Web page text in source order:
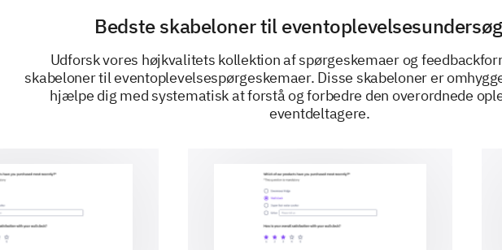
What is your gender?
DREVET AF
Bedste skabeloner til
Udforsk vores højkvalitets kollektion af spørgeskemaer og
skabeloner til eventoplevelsespørgeskemaer. Disse skabeloner er
hjælpe dig med systematisk at forstå og forbedre den overordnede
eventdeltagere.